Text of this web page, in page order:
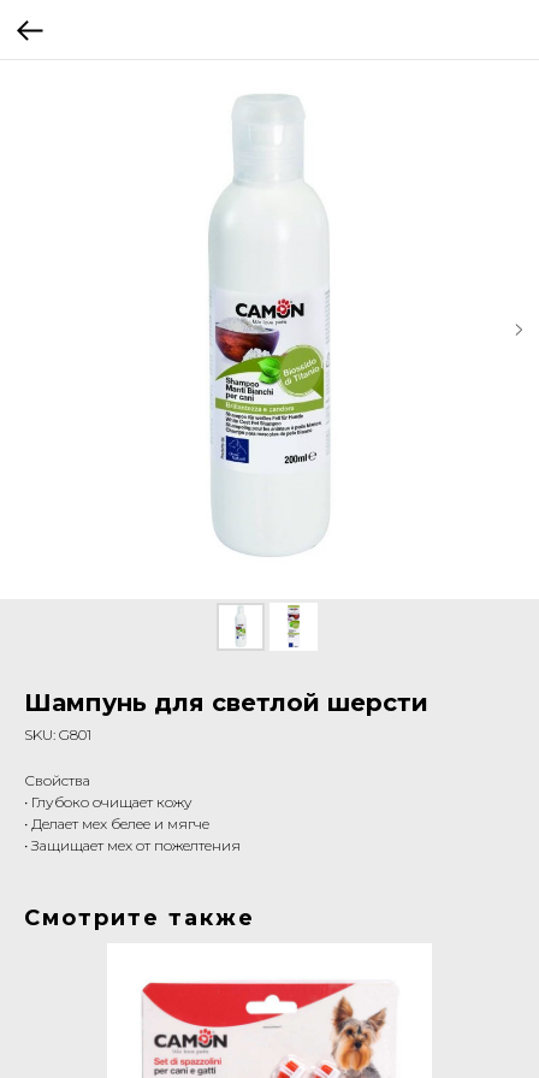
Шампунь для светлой шерсти
SKU: G801
Свойства
• Глубоко очищает кожу
• Делает мех белее и мягче
• Защищает мех от пожелтения
Смотрите также